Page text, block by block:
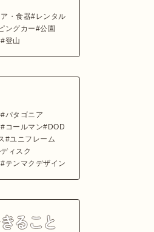
・食器
レンタル
ングカー
公園
登山
パタゴニア
コールマン
DOD
ユニフレーム
ィスク
テンマクデザイン